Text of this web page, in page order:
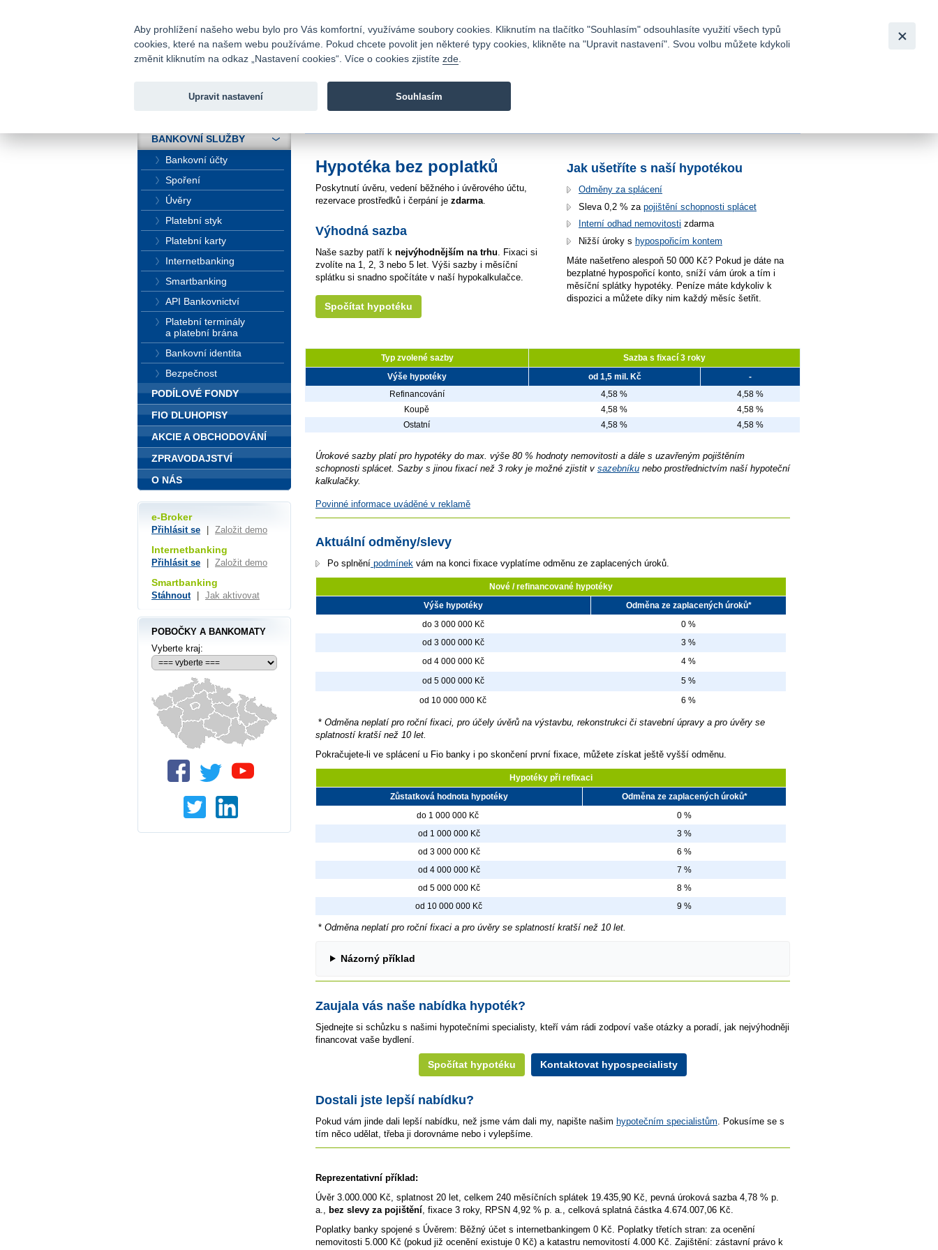
Fio banka
Fio banka je moderní česká banka. Poskytuje účty bez poplatků a
Hypotéka bez poplatků
Poskytnutí úvěru, vedení běžného i úvěrového účtu,
rezervace prostředků i čerpání je zdarma
Výhodná sazba
Naše sazby patří k nejvýhodnějším na trhu. Fixaci si
zvolíte na 1, 2, 3 nebo 5 let. Výši sazby i měsíční
splátku si snadno spočítáte v naší hypokalkulačce.
Spočítat hypotéku
Jak ušetříte s naší hypotékou
Odměny za splácení
Sleva 0,2 % za pojištění schopnosti splácet
Interní odhad nemovitosti zdarma
Nižší úroky s hypospořicím kontem
Máte našetřeno alespoň 50 000 Kč? Pokud je dáte na
bezplatné hypospořicí konto, sníží vám úrok a tím i
měsíční splátky hypotéky. Peníze máte kdykoliv k
dispozici a můžete díky nim každý měsíc šetřit.
Typ zvolené sazby
Sazba s fixací 3 roky
Výše hypotéky
od 1,5 mil. Kč
-
Refinancování
4,58 %
4,58 %
Koupě
4,58 %
4,58 %
Ostatní
4,58 % 4,58 %
Úrokové sazby platí pro hypotéky do max. výše 80 % hodnoty nemovitosti a dále s uzavřeným pojištěním
schopnosti splácet. Sazby s jinou fixací než 3 roky je možné zjistit v sazebníku nebo prostřednictvím naší hypoteční
kalkulačky.
Povinné informace uváděné v reklamě
Aktuální odměny/slevy
Po splnění podmínek vám na konci fixace vyplatíme odměnu ze zaplacených úroků.
Nové / refinancované hypotéky
Výše hypotéky
Odměna ze zaplacených úroků*
do 3 000 000 Kč
0 %
od 3 000 000 Kč
3 %
od 4 000 000 Kč
4 %
od 5 000 000 Kč
5 %
od 10 000 000 Kč
6 %
* Odměna neplatí pro roční fixaci, pro účely úvěrů na výstavbu, rekonstrukci či stavební úpravy a pro úvěry se
splatností kratší než 10 let.
Pokračujete-li ve splácení u Fio banky i po skončení první fixace, můžete získat ještě vyšší odměnu.
Hypotéky při refixaci
Zůstatková hodnota hypotéky
Odměna ze zaplacených úroků*
do 1 000 000 Kč
0 %
od 1 000 000 Kč
3 %
od 3 000 000 Kč
6 %
od 4 000 000 Kč
7 %
od 5 000 000 Kč
8 %
od 10 000 000 Kč
9 %
* Odměna neplatí pro roční fixaci a pro úvěry se splatností kratší než 10 let.
Názorný příklad
Zaujala vás naše nabídka hypoték?
Sjednejte si schůzku s našimi hypotečními specialisty, kteří vám rádi zodpoví vaše otázky a poradí, jak nejvýhodněji
financovat vaše bydlení.
Spočítat hypotéku Kontaktovat hypospecialisty
Dostali jste lepší nabídku?
Pokud vám jinde dali lepší nabídku, než jsme vám dali my, napište našim hypotečním specialistům. Pokusíme se s
tím něco udělat, třeba ji dorovnáme nebo i vylepšíme.
Reprezentativní příklad:
Úvěr 3.000.000 Kč, splatnost 20 let, celkem 240 měsíčních splátek 19.435,90 Kč, pevná úroková sazba 4,78 % p.
a.,
bez slevy za pojištění , fixace 3 roky, RPSN 4,92 % p. a., celková splatná částka 4.674.007,06 Kč.
Poplatky banky spojené s Úvěrem: Běžný účet s internetbankingem 0 Kč. Poplatky třetích stran: za ocenění
nemovitosti 5.000 Kč (pokud již ocenění existuje 0 Kč) a katastru nemovitostí 4.000 Kč. Zajištění: zástavní právo k
BANKOVNÍ SLUŽBY
Bankovní účty
Spoření
Úvěry
Platební styk
Platební karty
Internetbanking
Smartbanking
API Bankovnictví
Platební terminály
a platební brána
Bankovní identita
Bezpečnost
PODÍLOVÉ FONDY
FIO DLUHOPISY
AKCIE A OBCHODOVÁNÍ
ZPRAVODAJSTVÍ
O NÁS
e-Broker
Přihlásit se Založit demo
Internetbanking
Přihlásit se Založit demo
Smartbanking
Stáhnout Jak aktivovat
POBOČKY A BANKOMATY
Vyberte kraj:
Aby prohlížení našeho webu bylo pro Vás komfortní, využíváme soubory cookies. Kliknutím na tlačítko "Souhlasím" odsouhlasíte využití všech typů
cookies, které na našem webu používáme. Pokud chcete povolit jen některé typy cookies, klikněte na "Upravit nastavení". Svou volbu můžete kdykoli
změnit kliknutím na odkaz „Nastavení cookies“. Více o cookies zjistíte zde
Upravit nastavení Souhlasím